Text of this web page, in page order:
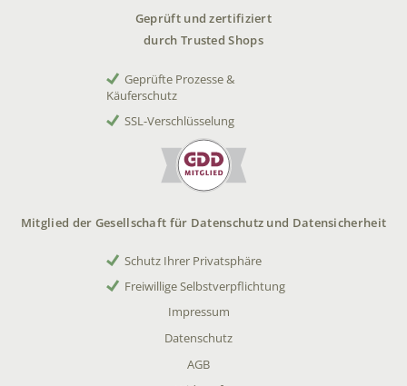
Geprüft und zertifiziert
durch Trusted Shops
Geprüfte Prozesse &
Käuferschutz
SSL-Verschlüsselung
Mitglied der Gesellschaft für Datenschutz und Datensicherheit
Schutz Ihrer Privatsphäre
Freiwillige Selbstverpflichtung
Impressum
Datenschutz
AGB